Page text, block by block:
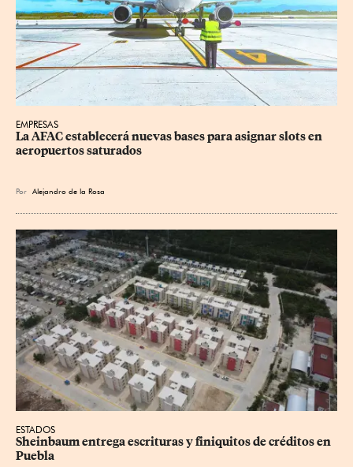
EMPRESAS
La AFAC establecerá nuevas bases para asignar slots en
aeropuertos saturados
Por Alejandro de la Rosa
ESTADOS
Sheinbaum entrega escrituras y finiquitos de créditos en
Puebla